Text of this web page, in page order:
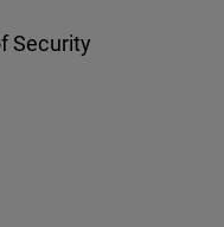
Security